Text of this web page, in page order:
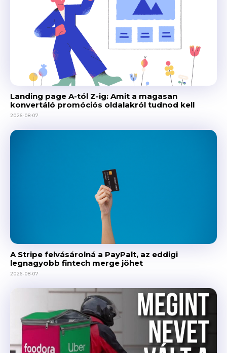
Landing page A-tól Z-ig: Amit a magasan
konvertáló promóciós oldalakról tudnod kell
2026-08-07
A Stripe felvásárolná a PayPalt, az eddigi
legnagyobb fintech merge jöhet
2026-08-07